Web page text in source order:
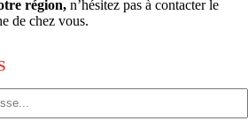
région, n’hésitez pas à contacter le
de chez vous.